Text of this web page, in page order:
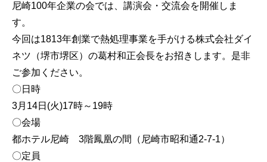
尼崎100年企業の会では、講演会・交流会を開催しま
す。
今回は1813年創業で熱処理事業を手がける株式会社ダイ
ネツ（堺市堺区）の葛村和正会長をお招きします。是非
ご参加ください。
〇日時
3月14日(火)17時～19時
〇会場
都ホテル尼崎 3階鳳凰の間（尼崎市昭和通2-7-1）
〇定員